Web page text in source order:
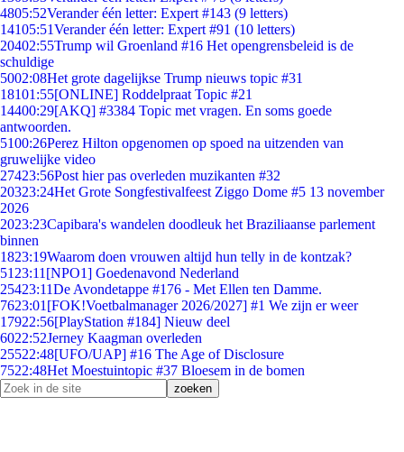
4805:52Verander één letter: Expert #143 (9 letters)
14105:51Verander één letter: Expert #91 (10 letters)
20402:55Trump wil Groenland #16 Het opengrensbeleid is de
schuldige
5002:08Het grote dagelijkse Trump nieuws topic #31
18101:55[ONLINE] Roddelpraat Topic #21
14400:29[AKQ] #3384 Topic met vragen. En soms goede
antwoorden.
5100:26Perez Hilton opgenomen op spoed na uitzenden van
gruwelijke video
27423:56Post hier pas overleden muzikanten #32
20323:24Het Grote Songfestivalfeest Ziggo Dome #5 13 november
2026
2023:23Capibara's wandelen doodleuk het Braziliaanse parlement
binnen
1823:19Waarom doen vrouwen altijd hun telly in de kontzak?
51 23:11 [NPO1] Goedenavond Nederland
25423:11De Avondetappe #176 - Met Ellen ten Damme.
7623:01 [FOK!Voetbalmanager 2026/2027] #1 We zijn er weer
17922:56[PlayStation #184] Nieuw deel
6022:52Jerney Kaagman overleden
25522:48[UFO/UAP] #16 The Age of Disclosure
7522:48Het Moestuintopic #37 Bloesem in de bomen